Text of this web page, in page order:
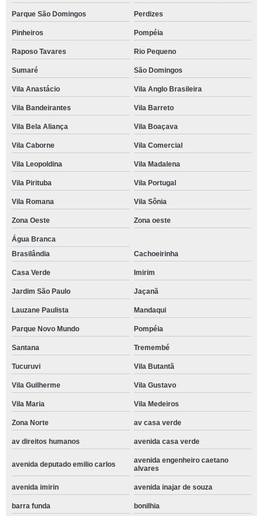
Parque São Domingos Perdizes
Pinheiros Pompéia
Raposo Tavares Rio Pequeno
Sumaré São Domingos
Vila Anastácio Vila Anglo Brasileira
Vila Bandeirantes Vila Barreto
Vila Bela Aliança Vila Boaçava
Vila Caborne Vila Comercial
Vila Leopoldina Vila Madalena
Vila Pirituba Vila Portugal
Vila Romana Vila Sônia
Zona Oeste Zona oeste
Água Branca
Brasilândia
Cachoeirinha
Casa Verde Imirim
Jardim São Paulo Jaçanã
Lauzane Paulista Mandaqui
Parque Novo Mundo Pompéia
Santana Tremembé
Tucuruvi Vila Butantã
Vila Guilherme Vila Gustavo
Vila Maria Vila Medeiros
Zona Norte av casa verde
av direitos humanos avenida casa verde
avenida deputado emilio carlos
avenida engenheiro caetano
alvares
avenida imirin avenida inajar de souza
barra funda bonilhia